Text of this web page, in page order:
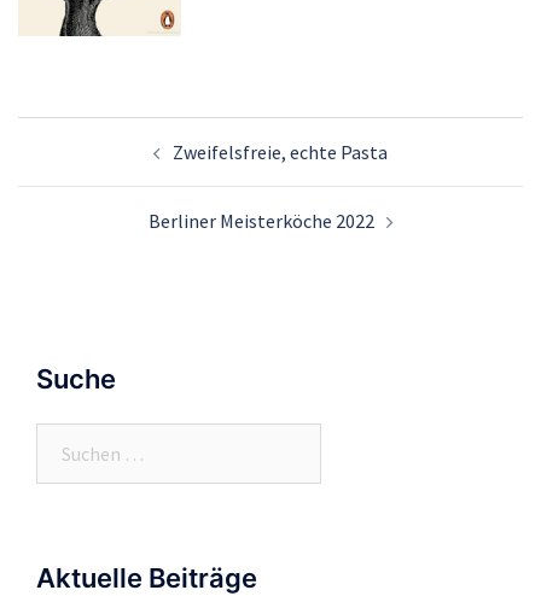
Navigation Zweifelsfreie, echte Pasta
Berliner Meisterköche 2022
Suche
Aktuelle Beiträge